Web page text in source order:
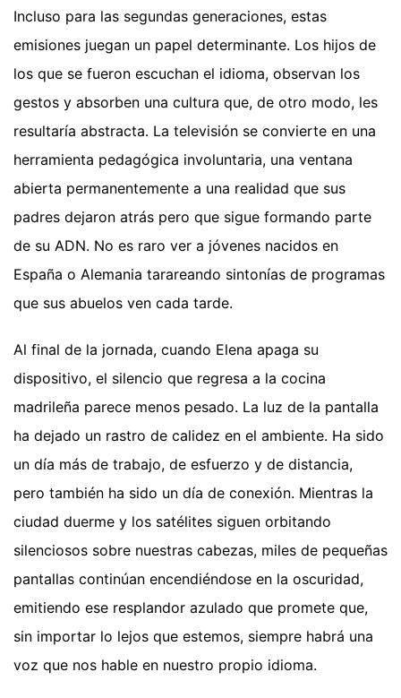
Incluso para las segundas generaciones, estas
emisiones juegan un papel determinante. Los hijos de
los que se fueron escuchan el idioma, observan los
gestos y absorben una cultura que, de otro modo, les
resultaría abstracta. La televisión se convierte en una
herramienta pedagógica involuntaria, una ventana
abierta permanentemente a una realidad que sus
padres dejaron atrás pero que sigue formando parte
de su ADN. No es raro ver a jóvenes nacidos en
España o Alemania tarareando sintonías de programas
que sus abuelos ven cada tarde.
Al final de la jornada, cuando Elena apaga su
dispositivo, el silencio que regresa a la cocina
madrileña parece menos pesado. La luz de la pantalla
ha dejado un rastro de calidez en el ambiente. Ha sido
un día más de trabajo, de esfuerzo y de distancia,
pero también ha sido un día de conexión. Mientras la
ciudad duerme y los satélites siguen orbitando
silenciosos sobre nuestras cabezas, miles de pequeñas
pantallas continúan encendiéndose en la oscuridad,
emitiendo ese resplandor azulado que promete que,
sin importar lo lejos que estemos, siempre habrá una
voz que nos hable en nuestro propio idioma.